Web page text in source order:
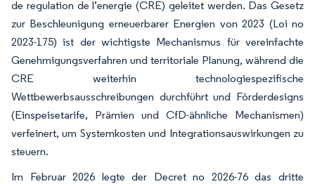
de regulation de l’energie (CRE) geleitet werden. Das Gesetz
zur Beschleunigung erneuerbarer Energien von 2023 (Loi no
2023-175) ist der wichtigste Mechanismus für vereinfachte
Genehmigungsverfahren und territoriale Planung, während die
CRE weiterhin technologiespezifische
Wettbewerbsausschreibungen durchführt und Förderdesigns
(Einspeisetarife, Prämien und CfD-ähnliche Mechanismen)
verfeinert, um Systemkosten und Integrationsauswirkungen zu
steuern.
Im Februar 2026 legte der Decret no 2026-76 das dritte